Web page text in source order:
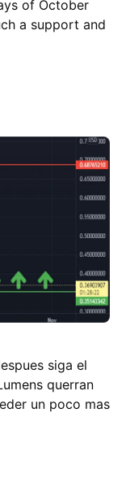
of October
a support and
the same
of another
siga el
querran
un poco mas
de mis